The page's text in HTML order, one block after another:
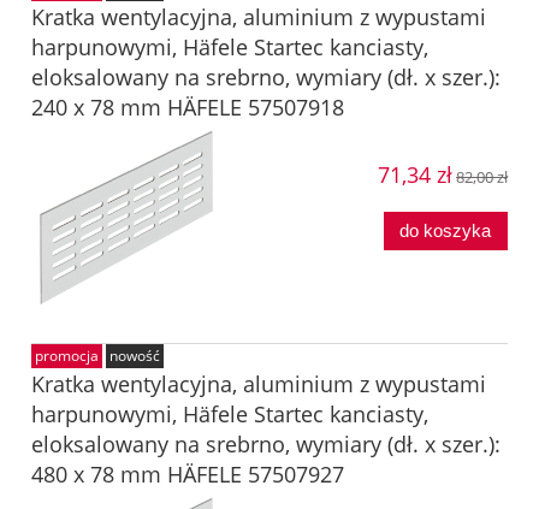
Kratka wentylacyjna, aluminium z wypustami
harpunowymi, Häfele Startec kanciasty,
eloksalowany na srebrno, wymiary (dł. x szer.):
240 x 78 mm HÄFELE 57507918
71,34 zł82,00 zł
do koszyka
Kratka wentylacyjna, aluminium z wypustami
harpunowymi, Häfele Startec kanciasty,
eloksalowany na srebrno, wymiary (dł. x szer.):
480 x 78 mm HÄFELE 57507927
promocja nowość